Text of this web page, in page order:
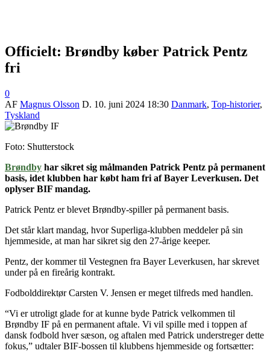
Officielt: Brøndby køber Patrick Pentz
fri
0
AF Magnus Olsson D. 10. juni 2024 18:30 Danmark, Top-historier,
Tyskland
Foto: Shutterstock
Brøndby har sikret sig målmanden Patrick Pentz på permanent
basis, idet klubben har købt ham fri af Bayer Leverkusen. Det
oplyser BIF mandag.
Patrick Pentz er blevet Brøndby-spiller på permanent basis.
Det står klart mandag, hvor Superliga-klubben meddeler på sin
hjemmeside, at man har sikret sig den 27-årige keeper.
Pentz, der kommer til Vestegnen fra Bayer Leverkusen, har skrevet
under på en fireårig kontrakt.
Fodbolddirektør Carsten V. Jensen er meget tilfreds med handlen.
“Vi er utroligt glade for at kunne byde Patrick velkommen til
Brøndby IF på en permanent aftale. Vi vil spille med i toppen af
dansk fodbold hver sæson, og aftalen med Patrick understreger dette
fokus,” udtaler BIF-bossen til klubbens hjemmeside og fortsætter: